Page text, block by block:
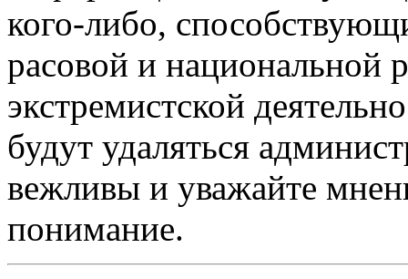
кого-либо,
расовой и национальной
экстремистской
будут удаляться
вежливы и уважайте
понимание.